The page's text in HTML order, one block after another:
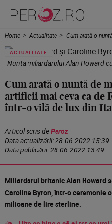
Home Actualitate Cum arată o nuntă de miliardar. Focuri
ACTUALITATE
Cum arată o nuntă de
artificii mai ceva ca de
într-o vilă de lux din
Articol scris dePeroz
Data actualizării:28.06.2022 15:39
Data publicării:28.06.2022 13:49
Miliardarul britanic Alan Howard
Caroline Byron, într-o ceremonie
milioane de lire sterline.